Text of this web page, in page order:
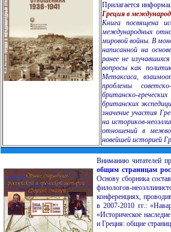
Прилагается
Греция в
Книга посвящена
международных
мировой войны. В
написанной на
ранее не
вопросы как
Метаксаса,
проблемы
британско-
британских
значение участия
на историков-
отношений в
новейшей историей
Вниманию читателей
общим страницам
Основу сборника
филологов-
конференциях,
в 2007-2010 гг.:
«Историческое
и Греция: общие